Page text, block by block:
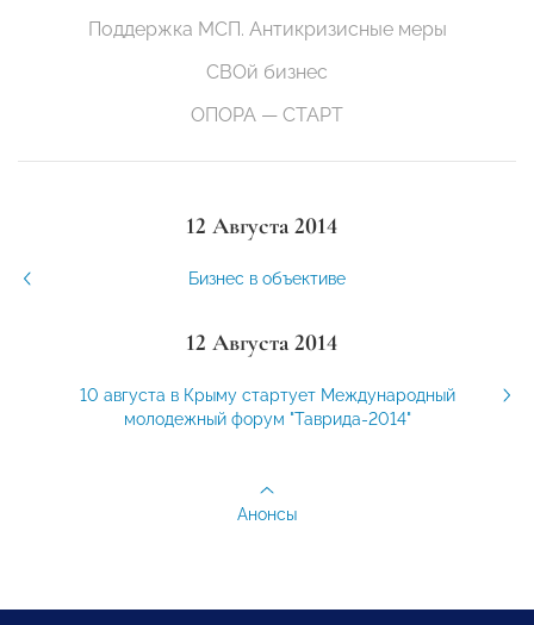
Поддержка МСП. Антикризисные меры
СВОй бизнес
ОПОРА — СТАРТ
12 Августа 2014
Бизнес в объективе
12 Августа 2014
10 августа в Крыму стартует Международный
молодежный форум "Таврида-2014"
Анонсы